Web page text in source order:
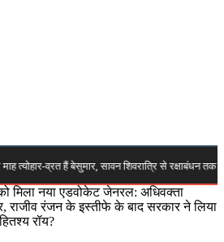
व्रत हैं बेसुमार, सावन शिवरात्रि से रक्षाबंधन तक अगस्त
मिला नया एडवोकेट जेनरल: अधिवक्ता
राजीव रंजन के इस्तीफे के बाद सरकार ने लिया
रॉय?